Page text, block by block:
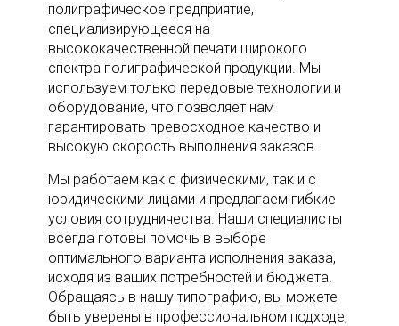
полиграфическое предприятие,
специализирующееся на
высококачественной печати широкого
спектра полиграфической продукции. Мы
используем только передовые технологии и
оборудование, что позволяет нам
гарантировать превосходное качество и
высокую скорость выполнения заказов.
Мы работаем как с физическими, так и с
юридическими лицами и предлагаем гибкие
условия сотрудничества. Наши специалисты
всегда готовы помочь в выборе
оптимального варианта исполнения заказа,
исходя из ваших потребностей и бюджета.
Обращаясь в нашу типографию, вы можете
быть уверены в профессиональном подходе,